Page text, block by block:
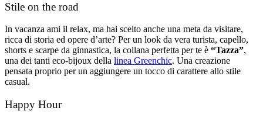
Stile on the road
In vacanza ami il relax, ma hai scelto anche una meta da visitare,
ricca di storia ed opere d’arte? Per un look da vera turista, capello,
shorts e scarpe da ginnastica, la collana perfetta per te è “Tazza”,
una dei tanti eco-bijoux della linea Greenchic. Una creazione
pensata proprio per un aggiungere un tocco di carattere allo stile
casual.
Happy Hour